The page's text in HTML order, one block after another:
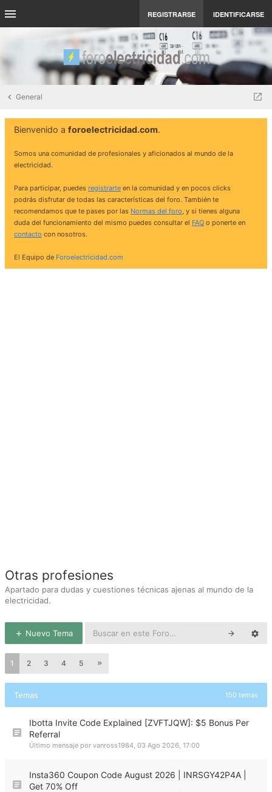
REGISTRARSE IDENTIFICARSE
General
Bienvenido a foroelectricidad.com.
Somos una comunidad de profesionales y aficionados al mundo de la
electricidad.
Para participar, puedes registrarte en la comunidad y en pocos clicks
podrás disfrutar de todas las características del foro. También te
recomendamos que te pases por las Normas del foro, y si tienes alguna
duda del funcionamiento del mismo puedes consultar el FAQ o ponerte en
contacto con nosotros.
El Equipo de Foroelectricidad.com
Otras profesiones
Apartado para dudas y cuestiones técnicas ajenas al mundo de la
electricidad.
Nuevo Tema
1 2 3 4 5
Temas 150 temas
Ibotta Invite Code Explained [ZVFTJQW]: $5 Bonus Per
Referral
Último mensaje por vanross1984, 03 Ago 2026, 17:00
Insta360 Coupon Code August 2026 | INRSGY42P4A |
Get 70% Off